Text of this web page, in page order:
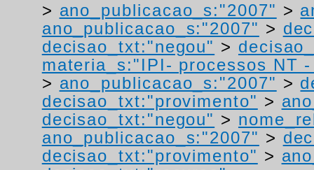
> ano_publicacao_s:"2007" >
ano_publicacao_s:"2007" >
decisao_txt:"negou" >
materia_s:"IPI- processos NT
> ano_publicacao_s:"2007" >
decisao_txt:"provimento" >
decisao_txt:"negou" >
ano_publicacao_s:"2007" >
decisao_txt:"provimento" >